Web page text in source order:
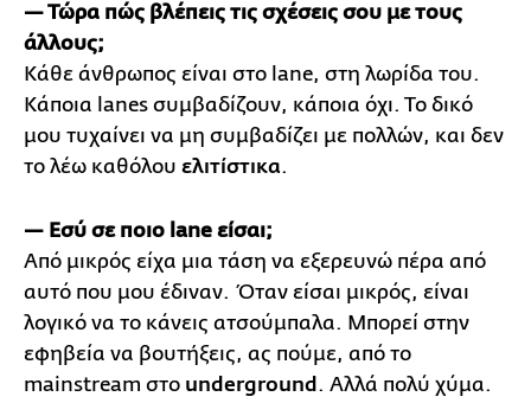
— Τώρα πώς βλέπεις τις σχέσεις σου με τους
άλλους;
Κάθε άνθρωπος είναι στο lane, στη λωρίδα του.
Κάποια lanes συμβαδίζουν, κάποια όχι. Το δικό
μου τυχαίνει να μη συμβαδίζει με πολλών, και δεν
το λέω καθόλου ελιτίστικα.
— Εσύ σε ποιο lane είσαι;
Από μικρός είχα μια τάση να εξερευνώ πέρα από
αυτό που μου έδιναν. Όταν είσαι μικρός, είναι
λογικό να το κάνεις ατσούμπαλα. Μπορεί στην
εφηβεία να βουτήξεις, ας πούμε, από το
mainstream στο underground. Αλλά πολύ χύμα.